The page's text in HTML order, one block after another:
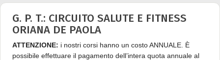
G. P. T.: CIRCUITO SALUTE E FITNESS
ORIANA DE PAOLA
ATTENZIONE: i nostri corsi hanno un costo ANNUALE. È
possibile effettuare il pagamento dell’intera quota annuale al